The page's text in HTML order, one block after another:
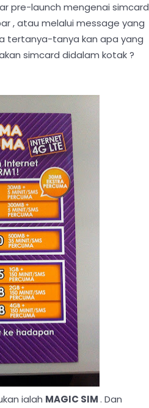
pre-launch mengenai simcard
, atau melalui message yang
tertanya-tanya kan apa yang
simcard didalam kotak ?
ialah MAGIC SIM. Dan